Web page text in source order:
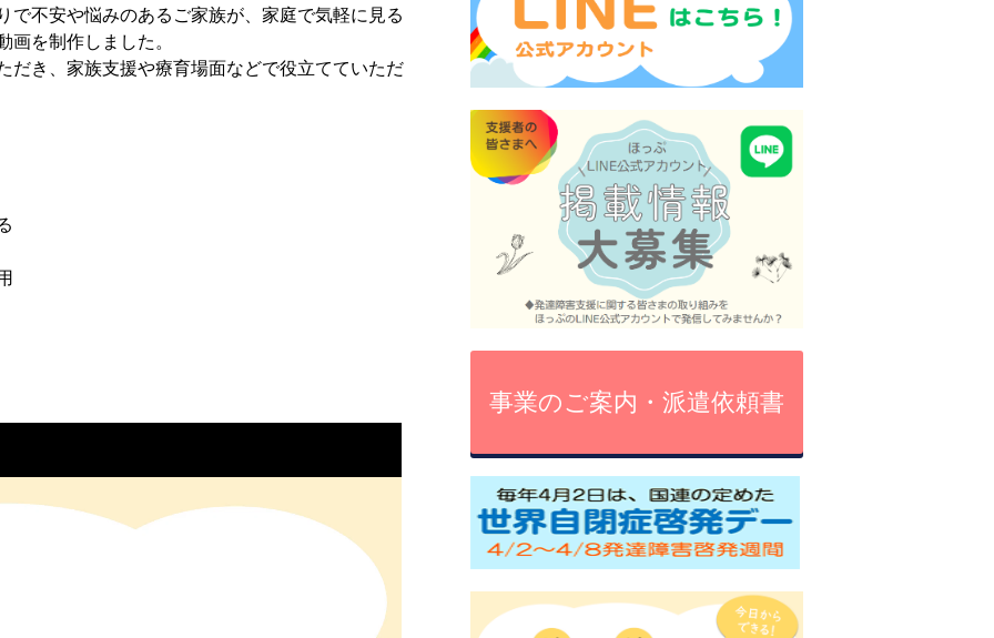
で不安や悩みのあるご家族が、家庭で気軽に見る
画を制作しました。
だき、家族支援や療育場面などで役立てていただ
事業のご案内・派遣依頼書